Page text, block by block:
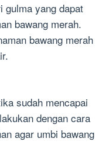
gulma yang dapat
bawang merah.
bawang merah
sudah mencapai
dengan cara
agar umbi bawang